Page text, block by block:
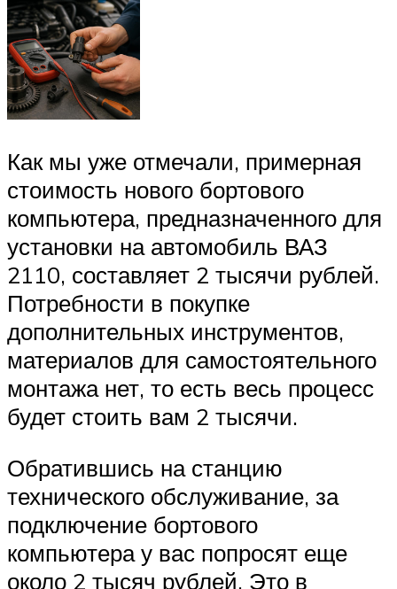
Как мы уже отмечали, примерная
стоимость нового бортового
компьютера, предназначенного для
установки на автомобиль ВАЗ
2110, составляет 2 тысячи рублей.
Потребности в покупке
дополнительных инструментов,
материалов для самостоятельного
монтажа нет, то есть весь процесс
будет стоить вам 2 тысячи.
Обратившись на станцию
технического обслуживание, за
подключение бортового
компьютера у вас попросят еще
около 2 тысяч рублей. Это в